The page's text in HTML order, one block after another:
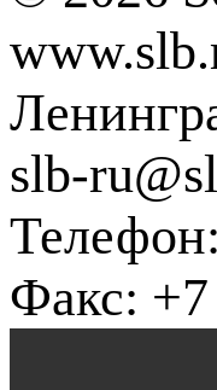
slb-
Факс: